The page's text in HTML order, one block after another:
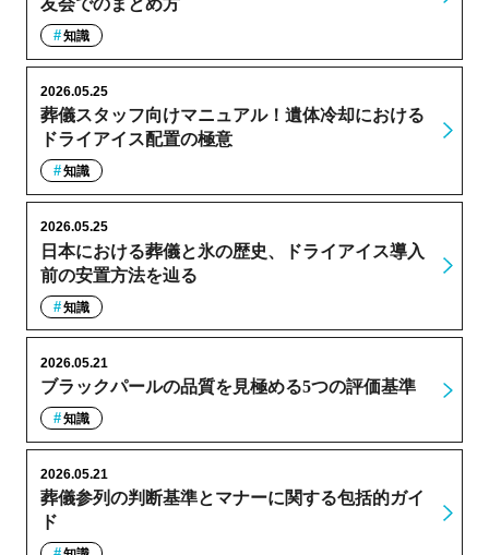
知識
葬儀スタッフ向けマニュアル！遺体冷却における
ドライアイス配置の極意
2026.05.25
知識
日本における葬儀と氷の歴史、ドライアイス導入
前の安置方法を辿る
2026.05.25
知識
ブラックパールの品質を見極める5つの評価基準
2026.05.21
知識
葬儀参列の判断基準とマナーに関する包括的ガイ
ド
2026.05.21